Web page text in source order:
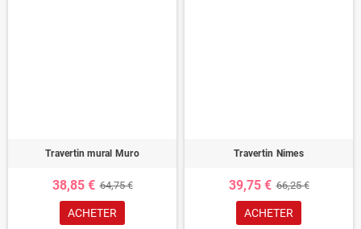
Travertin mural Muro
38,85 € 64,75 €
ACHETER
Travertin Nimes
39,75 € 66,25 €
ACHETER